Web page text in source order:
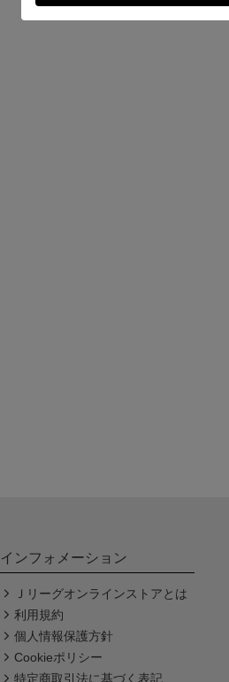
インフォメーション
Ｊリーグオンラインストアとは
利用規約
個人情報保護方針
Cookieポリシー
特定商取引法に基づく表記